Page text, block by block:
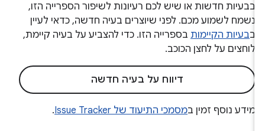
בבעיות חדשות או שיש לכם רעיונות לשיפור הספרייה הזו,
נשמח לשמוע מכם. לפני שיוצרים בעיה חדשה, כדאי לעיין
בעיות הקיימותבספרייה הזו. כדי להצביע על בעיה קיימת,
לוחצים על לחצן הכוכב.
דיווח על בעיה חדשה
מידע נוסף זמין ב מסמכי התיעוד של Issue Tracker .